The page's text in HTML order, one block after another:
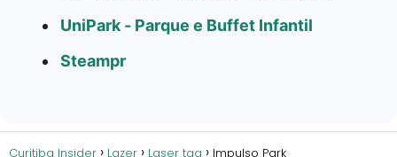
UniPark - Parque e Buffet Infantil
Steampr
Curitiba Insider Lazer Laser tag Impulso Park